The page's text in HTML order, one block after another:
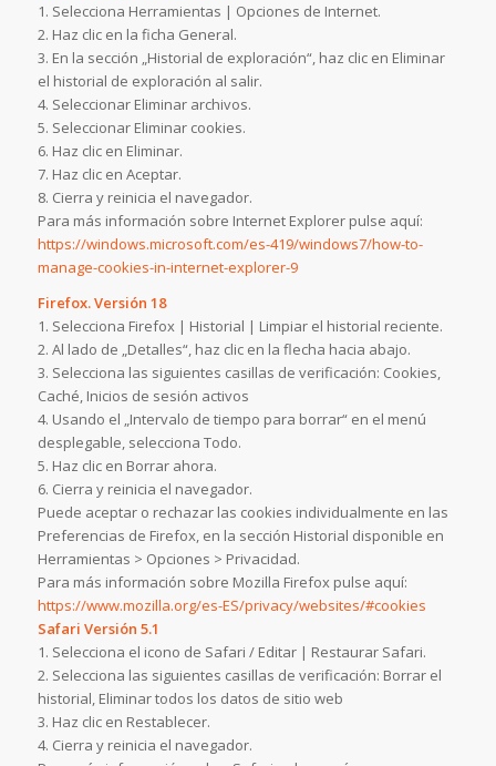
1. Selecciona Herramientas | Opciones de Internet.
2. Haz clic en la ficha General.
3. En la sección „Historial de exploración“, haz clic en Eliminar
el historial de exploración al salir.
4. Seleccionar Eliminar archivos.
5. Seleccionar Eliminar cookies.
6. Haz clic en Eliminar.
7. Haz clic en Aceptar.
8. Cierra y reinicia el navegador.
Para más información sobre Internet Explorer pulse aquí:
https://windows.microsoft.com/es-419/windows7/how-to-
manage-cookies-in-internet-explorer-9
Firefox. Versión 18
1. Selecciona Firefox | Historial | Limpiar el historial reciente.
2. Al lado de „Detalles“, haz clic en la flecha hacia abajo.
3. Selecciona las siguientes casillas de verificación: Cookies,
Caché, Inicios de sesión activos
4. Usando el „Intervalo de tiempo para borrar“ en el menú
desplegable, selecciona Todo.
5. Haz clic en Borrar ahora.
6. Cierra y reinicia el navegador.
Puede aceptar o rechazar las cookies individualmente en las
Preferencias de Firefox, en la sección Historial disponible en
Herramientas > Opciones > Privacidad.
Para más información sobre Mozilla Firefox pulse aquí:
https://www.mozilla.org/es-ES/privacy/websites/#cookies
Safari Versión 5.1
1. Selecciona el icono de Safari / Editar | Restaurar Safari.
2. Selecciona las siguientes casillas de verificación: Borrar el
historial, Eliminar todos los datos de sitio web
3. Haz clic en Restablecer.
4. Cierra y reinicia el navegador.